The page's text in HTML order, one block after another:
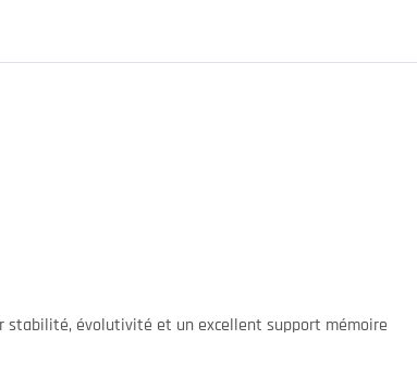
stabilité, évolutivité et un excellent support mémoire